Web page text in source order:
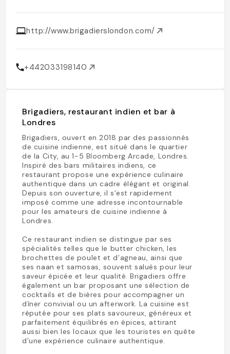
http://www.brigadierslondon.com/
+442033198140
Brigadiers, restaurant indien et bar à
Londres
Brigadiers, ouvert en 2018 par des passionnés
de cuisine indienne, est situé dans le quartier
de la City, au 1-5 Bloomberg Arcade, Londres.
Inspiré des bars militaires indiens, ce
restaurant propose une expérience culinaire
authentique dans un cadre élégant et original.
Depuis son ouverture, il s’est rapidement
imposé comme une adresse incontournable
pour les amateurs de cuisine indienne à
Londres.
Ce restaurant indien se distingue par ses
spécialités telles que le butter chicken, les
brochettes de poulet et d’agneau, ainsi que
ses naan et samosas, souvent salués pour leur
saveur épicée et leur qualité. Brigadiers offre
également un bar proposant une sélection de
cocktails et de bières pour accompagner un
dîner convivial ou un afterwork. La cuisine est
réputée pour ses plats savoureux, généreux et
parfaitement équilibrés en épices, attirant
aussi bien les locaux que les touristes en quête
d’une expérience culinaire authentique.